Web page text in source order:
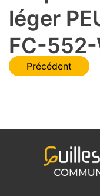
léger
FC-552-
Navigation
Précédent